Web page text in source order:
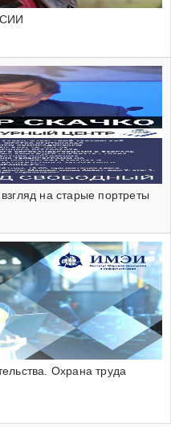
на старые портреты
Охрана труда